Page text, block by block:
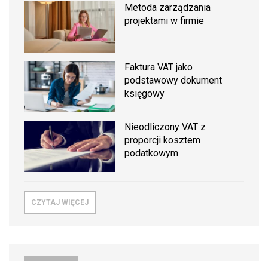
Metoda zarządzania
projektami w firmie
Faktura VAT jako
podstawowy dokument
księgowy
Nieodliczony VAT z
proporcji kosztem
podatkowym
CZYTAJ WIĘCEJ